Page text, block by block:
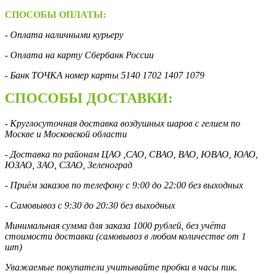
СПОСОБЫ ОПЛАТЫ:
- Оплата наличными курьеру
- Оплата на карту Сбербанк России
- Банк ТОЧКА номер карты 5140 1702 1407 1079
СПОСОБЫ ДОСТАВКИ:
- Круглосуточная доставка воздушных шаров с гелием по
Москве и Московской области
- Доставка по районам ЦАО ,САО, СВАО, ВАО, ЮВАО, ЮАО,
ЮЗАО, ЗАО, СЗАО, Зеленоград
- Приём заказов по телефону с 9:00 до 22:00 без выходных
- Самовывоз с 9:30 до 20:30 без выходных
Минимальная сумма для заказа 1000 рублей, без учёта
стоимости доставки (самовывоз в любом количестве от 1
шт)
Уважаемые покупатели учитывайте пробки в часы пик.